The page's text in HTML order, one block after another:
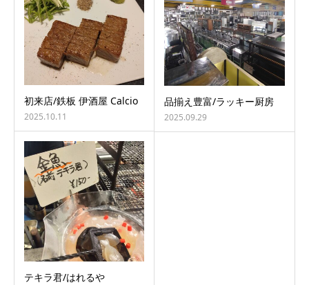
初来店/鉄板 伊酒屋 Calcio
2025.10.11
品揃え豊富/ラッキー厨房
2025.09.29
テキラ君/はれるや